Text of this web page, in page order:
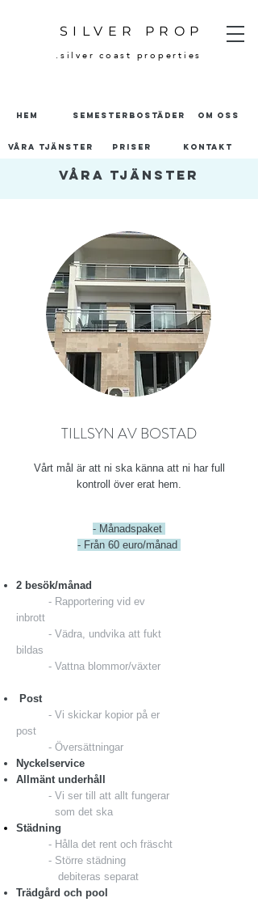
SILVER PROP
.silver coast properties
HEM semesterbostäder
våra tjänster priser
om oss
kontakt
våra tjänster
TILLSYN AV BOSTAD
Vårt mål är att ni ska känna att ni har full
kontroll över erat hem.
- Månadspaket
- Från 60 euro/månad
2 besök/månad
- Rapportering vid ev
inbrott
- Vädra, undvika att fukt
bildas
- Vattna blommor/växter
Post
- Vi skickar kopior på er
post​
- Översättningar
Nyckelservice
Allmänt underhåll
- Vi ser till att allt fungerar
som det ska
Städning
- Hålla det rent och fräscht
- Större städning
debiteras separat​
Trädgård och pool